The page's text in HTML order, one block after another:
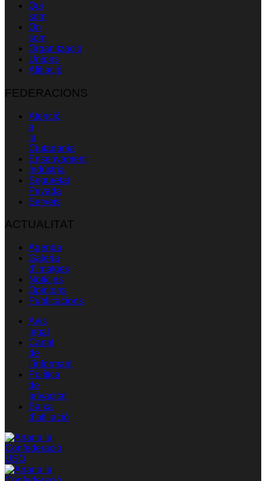
Qui
som
On
som
Organització
Unions
Afiliació
FEDERACIONS
Atenció
a
la
Ciutadania
Ensenyament
Indústria
Seguretat
Privada
Serveis
ACTUALITAT
Agenda
Galeria
d’imatges
Notícies
Opinions
Publicacions
Avís
legal
Canal
de
l’informant
Política
de
privacitat
Baixa
d’afiliació